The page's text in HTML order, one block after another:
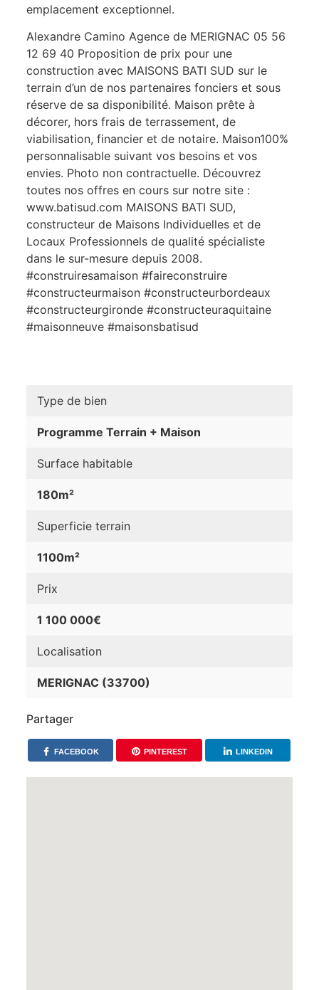
emplacement exceptionnel.
Alexandre Camino Agence de MERIGNAC 05 56
12 69 40 Proposition de prix pour une
construction avec MAISONS BATI SUD sur le
terrain d’un de nos partenaires fonciers et sous
réserve de sa disponibilité. Maison prête à
décorer, hors frais de terrassement, de
viabilisation, financier et de notaire. Maison100%
personnalisable suivant vos besoins et vos
envies. Photo non contractuelle. Découvrez
toutes nos offres en cours sur notre site :
www.batisud.com MAISONS BATI SUD,
constructeur de Maisons Individuelles et de
Locaux Professionnels de qualité spécialiste
dans le sur-mesure depuis 2008.
#construiresamaison #faireconstruire
#constructeurmaison #constructeurbordeaux
#constructeurgironde #constructeuraquitaine
#maisonneuve #maisonsbatisud
Type de bien
Programme Terrain + Maison
Surface habitable
180m²
Superficie terrain
1100m²
Prix
1 100 000€
Localisation
MERIGNAC (33700)
Partager
FACEBOOK PINTEREST LINKEDIN